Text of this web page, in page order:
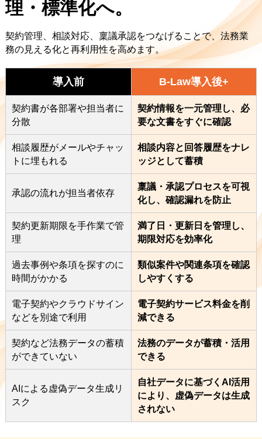
理・標準化へ。
契約管理、相談対応、稟議承認をつなげることで、法務業
務の見える化と再利用性を高めます。
導入前 B-Law導入後+
契約書が各部署や担当者に
分散
契約情報を一元管理し、必
要な文書をすぐに確認
相談履歴がメールやチャッ
トに埋もれる
相談内容と回答履歴をナレ
ッジとして蓄積
承認の流れが担当者依存
稟議・承認プロセスを可視
化し、確認漏れを防止
契約更新期限を手作業で管
理
満了日・更新日を管理し、
期限対応を効率化
過去事例や条項を探すのに
時間がかかる
類似案件や関連条項を確認
しやすくする
電子契約やクラウドサイン
などを別途で利用
電子契約サービス料金を削
減できる
契約など法務データの蓄積
ができていない
法務のデータが蓄積・活用
できる
AIによる虚偽データ生成リ
スク
自社データに基づくAI活用
により、虚偽データは生成
されない